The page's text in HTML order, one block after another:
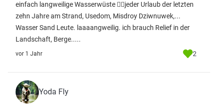
einfach langweilige Wasserwüste 🤷‍♂️jeder Urlaub der letzten
zehn Jahre am Strand, Usedom, Misdroy Dziwnuwek,...
Wasser Sand Leute. laaaangweilig. ich brauch Relief in der
Landschaft, Berge.....
vor 1 Jahr 2
Yoda Fly